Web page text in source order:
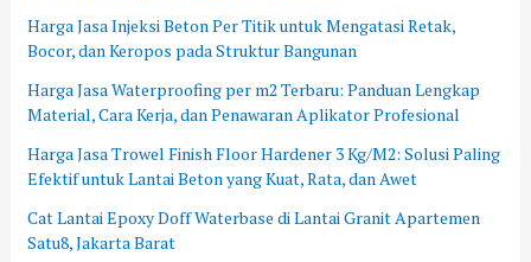
Harga Jasa Injeksi Beton Per Titik untuk Mengatasi Retak,
Bocor, dan Keropos pada Struktur Bangunan
Harga Jasa Waterproofing per m2 Terbaru: Panduan Lengkap
Material, Cara Kerja, dan Penawaran Aplikator Profesional
Harga Jasa Trowel Finish Floor Hardener 3 Kg/M2: Solusi Paling
Efektif untuk Lantai Beton yang Kuat, Rata, dan Awet
Cat Lantai Epoxy Doff Waterbase di Lantai Granit Apartemen
Satu8, Jakarta Barat